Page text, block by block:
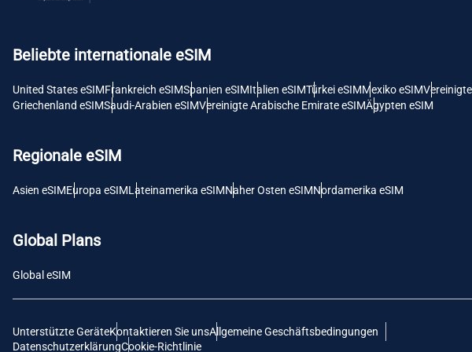
Beliebte internationale eSIM
United States eSIMFrankreich eSIMSpanien eSIMItalien eSIMTürkei eSIMMexiko eSIM
Griechenland eSIMSaudi-Arabien eSIMVereinigte Arabische Emirate eSIMÄgypten eSIM
Regionale eSIM
Asien eSIMEuropa eSIMLateinamerika eSIMNaher Osten eSIMNordamerika eSIM
Global Plans
Global eSIM
Unterstützte GeräteKontaktieren Sie unsAllgemeine Geschäftsbedingungen
DatenschutzerklärungCookie-Richtlinie
Deutsch
Polski
THB - Thailändischer Baht